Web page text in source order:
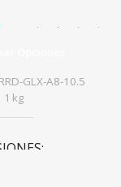
GLX-A8-10.5
1 kg